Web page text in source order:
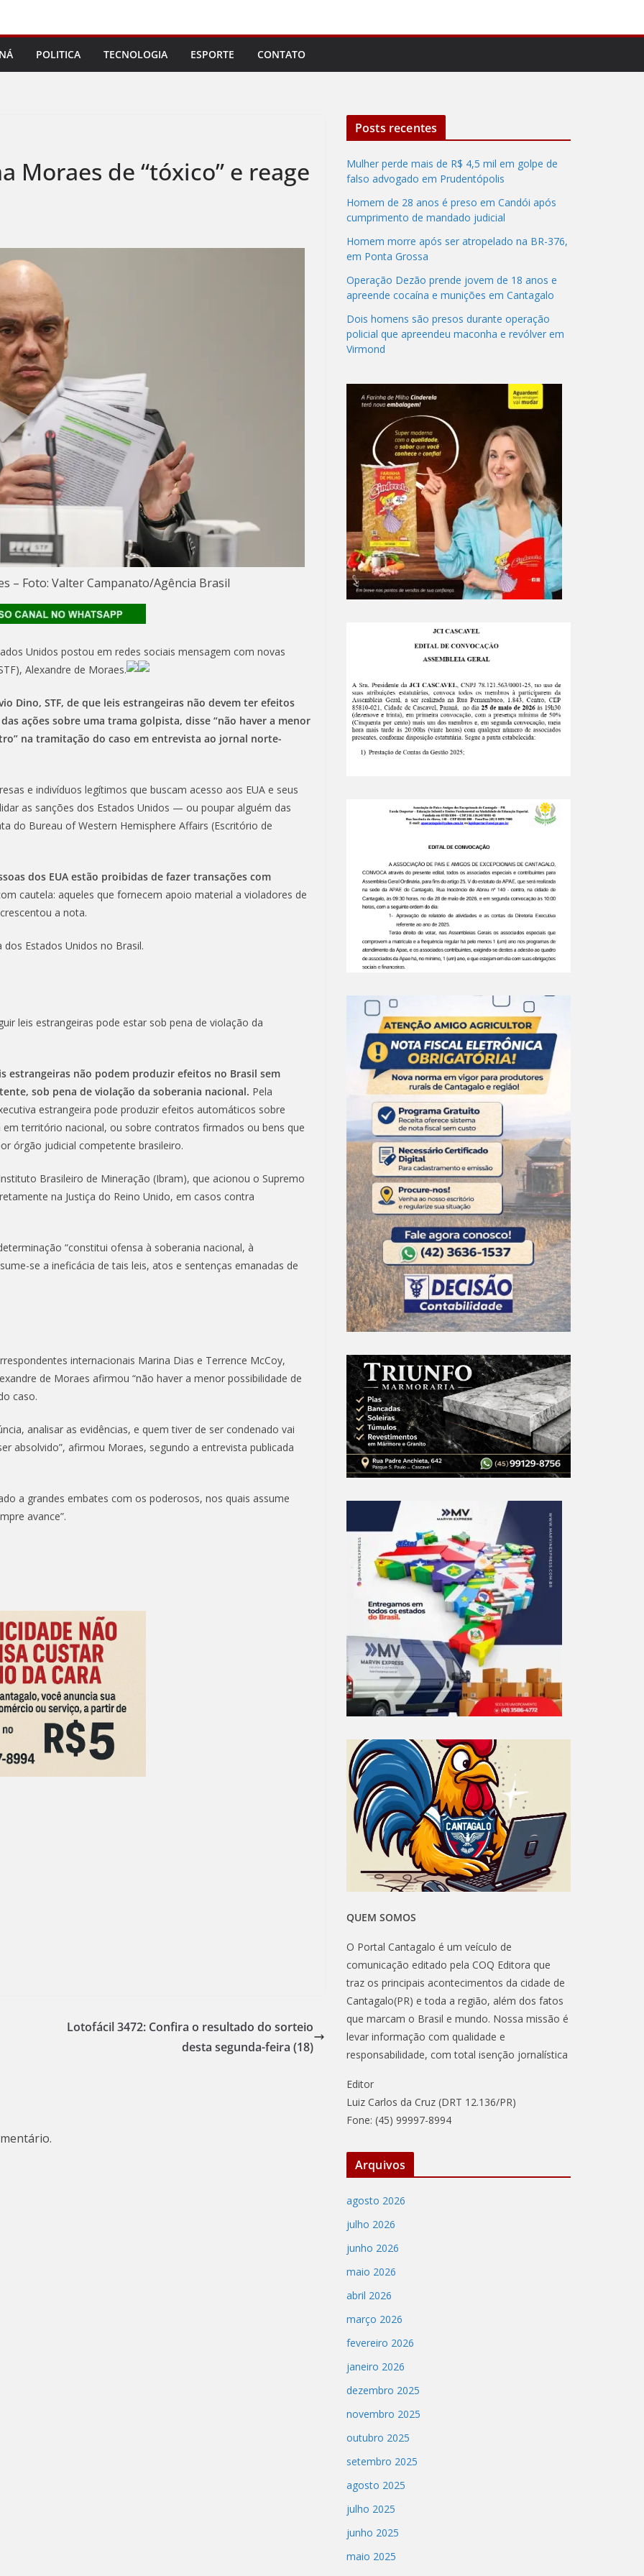
POLITICA TECNOLOGIA ESPORTE CONTATO
Moraes de “tóxico” e reage
– Foto: Valter Campanato/Agência Brasil
Unidos postou em redes sociais mensagem com novas
Alexandre de Moraes.
Dino, STF, de que leis estrangeiras não devem ter efeitos
ações sobre uma trama golpista, disse “não haver a menor
na tramitação do caso em entrevista ao jornal norte-
e indivíduos legítimos que buscam acesso aos EUA e seus
as sanções dos Estados Unidos — ou poupar alguém das
do Bureau of Western Hemisphere Affairs (Escritório de
dos EUA estão proibidas de fazer transações com
cautela: aqueles que fornecem apoio material a violadores de
a nota.
Estados Unidos no Brasil.
leis estrangeiras pode estar sob pena de violação da
estrangeiras não podem produzir efeitos no Brasil sem
sob pena de violação da soberania nacional. Pela
estrangeira pode produzir efeitos automáticos sobre
território nacional, ou sobre contratos firmados ou bens que
órgão judicial competente brasileiro.
Brasileiro de Mineração (Ibram), que acionou o Supremo
na Justiça do Reino Unido, em casos contra
“constitui ofensa à soberania nacional, à
se a ineficácia de tais leis, atos e sentenças emanadas de
internacionais Marina Dias e Terrence McCoy,
de Moraes afirmou “não haver a menor possibilidade de
caso.
analisar as evidências, e quem tiver de ser condenado vai
absolvido”, afirmou Moraes, segundo a entrevista publicada
a grandes embates com os poderosos, nos quais assume
avance”.
Lotofácil 3472: Confira o resultado do sorteio
desta segunda-feira (18)
Posts recentes
Mulher perde mais de R$ 4,5 mil em golpe de
falso advogado em Prudentópolis
Homem de 28 anos é preso em Candói após
cumprimento de mandado judicial
Homem morre após ser atropelado na BR-376,
em Ponta Grossa
Operação Dezão prende jovem de 18 anos e
apreende cocaína e munições em Cantagalo
Dois homens são presos durante operação
policial que apreendeu maconha e revólver em
Virmond
QUEM SOMOS
O Portal Cantagalo é um veículo de
comunicação editado pela COQ Editora que
traz os principais acontecimentos da cidade de
Cantagalo(PR) e toda a região, além dos fatos
que marcam o Brasil e mundo. Nossa missão é
levar informação com qualidade e
responsabilidade, com total isenção jornalística
Editor
Luiz Carlos da Cruz (DRT 12.136/PR)
Fone: (45) 99997-8994
Arquivos
agosto 2026
julho 2026
junho 2026
maio 2026
abril 2026
março 2026
fevereiro 2026
janeiro 2026
dezembro 2025
novembro 2025
outubro 2025
setembro 2025
agosto 2025
julho 2025
junho 2025
maio 2025